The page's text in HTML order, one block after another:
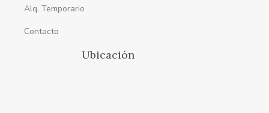
Alq. Temporario
Contacto
Ubicación